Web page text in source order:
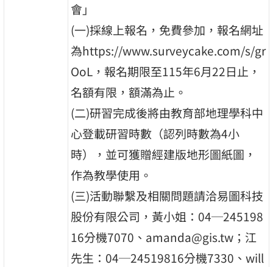
會」
(一)採線上報名，免費參加，報名網址
為https://www.surveycake.com/s/gr
OoL，報名期限至115年6月22日止，
名額有限，額滿為止。
(二)研習完成後將由教育部地理學科中
心登載研習時數（認列時數為4小
時），並可獲贈經建版地形圖紙圖，
作為教學使用。
(三)活動聯繫及相關問題請洽易圖科技
股份有限公司，黃小姐：04─245198
16分機7070、amanda@gis.tw；江
先生：04─24519816分機7330、will